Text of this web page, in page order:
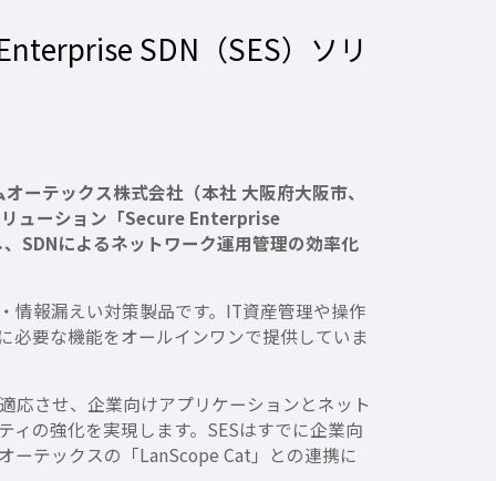
SDN（SES）ソリ
ーテックス株式会社（本社 大阪府大阪市、
リューション「Secure Enterprise
SDNによるネットワーク運用管理の効率化
情報漏えい対策製品です。IT資産管理や操作
要な機能をオールインワンで提供していま
応させ、企業向けアプリケーションとネット
の強化を実現します。SESはすでに企業向
ーテックスの「LanScope Cat」との連携に